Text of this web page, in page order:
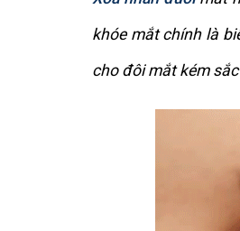
khóe mắt chính là
cho đôi mắt kém